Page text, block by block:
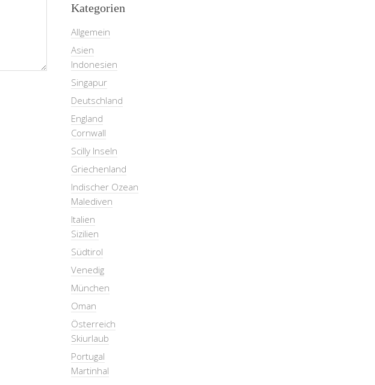
Kategorien
Allgemein
Asien
Indonesien
Singapur
Deutschland
England
Cornwall
Scilly Inseln
Griechenland
Indischer Ozean
Malediven
Italien
Sizilien
Südtirol
Venedig
München
Oman
Österreich
Skiurlaub
Portugal
Martinhal